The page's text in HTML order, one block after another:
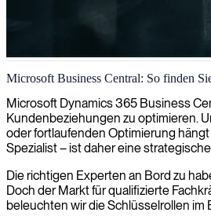
Microsoft Business Central
Wir bieten Beratung in Microsoft
Microsoft Business Central: So finden
Microsoft Dynamics 365 Business
Kundenbeziehungen zu optimieren.
oder fortlaufenden Optimierung
Spezialist – ist daher eine
Die richtigen Experten an Bord zu
Doch der Markt für qualifizierte
beleuchten wir die Schlüsselrollen